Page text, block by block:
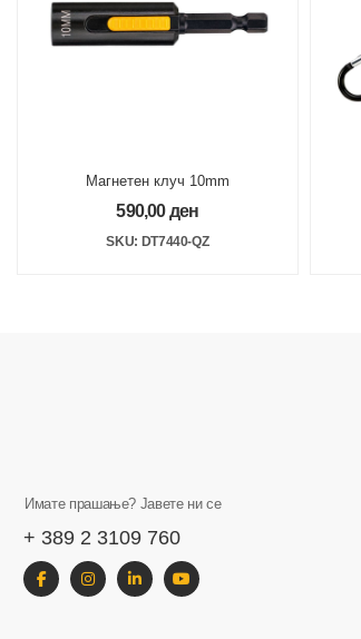
Магнетен клуч 10mm
590,00ден
SKU: DT7440-QZ
Имате прашање? Јавете ни се
+ 389 2 3109 760